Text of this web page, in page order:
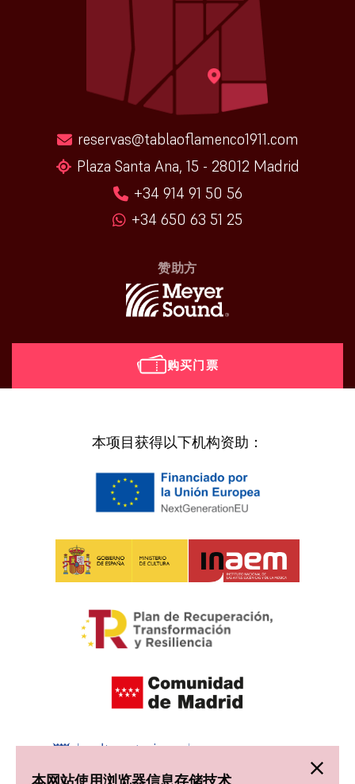
购买门票
reservas@tablaoflamenco1911.com
Plaza Santa Ana, 15 - 28012 Madrid
+34 914 91 50 56
+34 650 63 51 25
赞助方
本项目获得以下机构资助：
本网站使用浏览器信息存储技术